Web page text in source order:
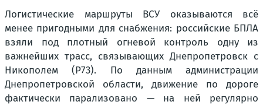
Логистические маршруты ВСУ оказываются всё
менее пригодными для снабжения: российские БПЛА
взяли под плотный огневой контроль одну из
важнейших трасс, связывающих Днепропетровск с
Никополем (Р73). По данным администрации
Днепропетровской области, движение по дороге
фактически парализовано — на ней регулярно